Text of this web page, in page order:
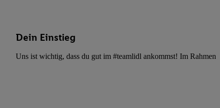
Dein Einstieg
Uns ist wichtig, dass du gut im #teamlidl ankommst! Im Rahmen